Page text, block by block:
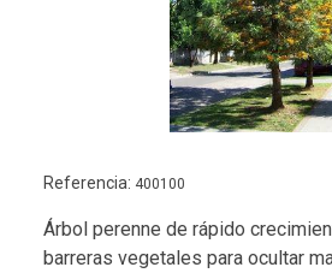
Referencia: 400100
Árbol perenne de rápido
barreras vegetales para ocultar